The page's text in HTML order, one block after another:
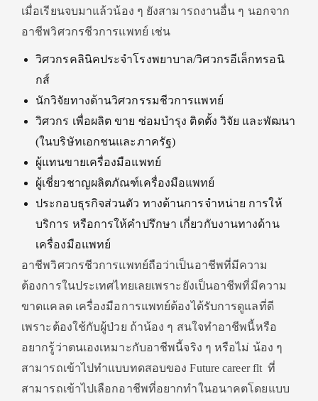
เมื่อเรียนจบมาแล้วน้อง ๆ ยังสามารถงานอื่น ๆ นอกจาก
อาชีพวิศวกรชีวการแพทย์ เช่น
วิศวกรคลินิคประจำโรงพยาบาล/วิศวกรอีเล็กทรอนิ
กส์
นักวิจัยทางด้านวิศวกรรมชีวการแพทย์
วิศวกร เพื่อผลิต ขาย ซ่อมบำรุง ติดตั้ง วิจัย และพัฒนา
(ในบริษัทเอกชนและภาครัฐ)
ผู้แทนขายเครื่องมือแพทย์
ผู้เชี่ยวชาญผลิตภัณฑ์เครื่องมือแพทย์
ประกอบธุรกิจส่วนตัว ทางด้านการจำหน่าย การให้
บริการ หรือการให้คำปรึกษา เกี่ยวกับงานทางด้าน
เครื่องมือแพทย์
อาชีพวิศวกรชีวการแพทย์ถือว่าเป็นอาชีพที่มีความ
ต้องการในประเทศไทยเลยเพราะยังเป็นอาชีพที่มีความ
ขาดแคลด เครื่องมือการแพทย์ต้องได้รับการดูแลที่ดี
เพราะต้องใช้กับผู้ป่วย ถ้าน้อง ๆ สนใจทำอาชีพนี้หรือ
อยากรู้ว่าตนเองเหมาะกับอาชีพนี้จริง ๆ หรือไม่ น้อง ๆ
สามารถเข้าไปทำแบบทดสอบของ Future career flt ที่
สามารถเข้าไปเลือกอาชีพที่อยากทำในอนาคตโดยแบบ